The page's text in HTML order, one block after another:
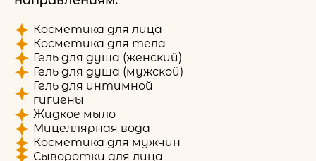
Косметика для лица
Косметика для тела
Гель для душа (женский)
Гель для душа (мужской)
Гель для интимной
гигиены
Жидкое мыло
Мицеллярная вода
Косметика для мужчин
Сыворотки для лица